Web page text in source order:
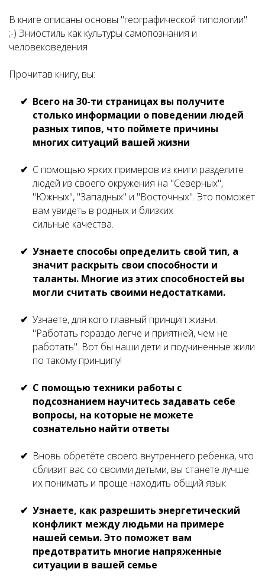
В книге описаны основы "географической типологии"
;-) Эниостиль как культуры самопознания и
человековедения
Прочитав книгу, вы:
Всего на 30-ти страницах вы получите
столько информации о поведении людей
разных типов, что поймете причины
многих ситуаций вашей жизни
С помощью ярких примеров из книги разделите
людей из своего окружения на "Северных",
"Южных", "Западных" и "Восточных". Это поможет
вам увидеть в родных и близких
сильные качества.
Узнаете способы определить свой тип, а
значит раскрыть свои способности и
таланты. Многие из этих способностей вы
могли считать своими недостатками.
Узнаете, для кого главный принцип жизни:
"Работать гораздо легче и приятней, чем не
работать". Вот бы наши дети и подчиненные жили
по такому принципу!
С помощью техники работы с
подсознанием научитесь задавать себе
вопросы, на которые не можете
сознательно найти ответы
Вновь обретёте своего внутреннего ребенка, что
сблизит вас со своими детьми, вы станете лучше
их понимать и проще находить общий язык
Узнаете, как разрешить энергетический
конфликт между людьми на примере
нашей семьи. Это поможет вам
предотвратить многие напряженные
ситуации в вашей семье